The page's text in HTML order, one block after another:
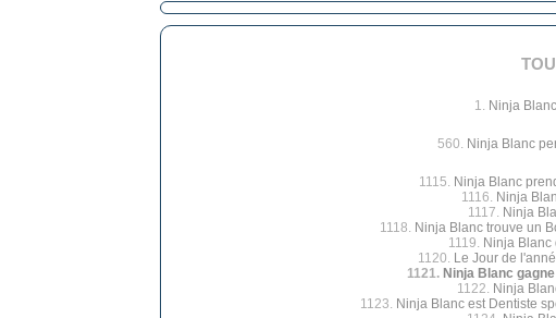
1. Ninja
560. Ninja Blanc
1115. Ninja Blanc
1116. Ninja
1117. Ninja
1118. Ninja Blanc trouve un
1119. Ninja Blanc
1120. Le Jour de
1121. Ninja Blanc
1122. Ninja
1123. Ninja Blanc est Dentiste